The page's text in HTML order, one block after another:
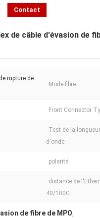
Contact
de câble d'évasion de
rupture de
Mode fibre:
Front Connector
Test de la longueur
d'onde:
polarité:
distance de
40/100G:
de fibre de MPO,